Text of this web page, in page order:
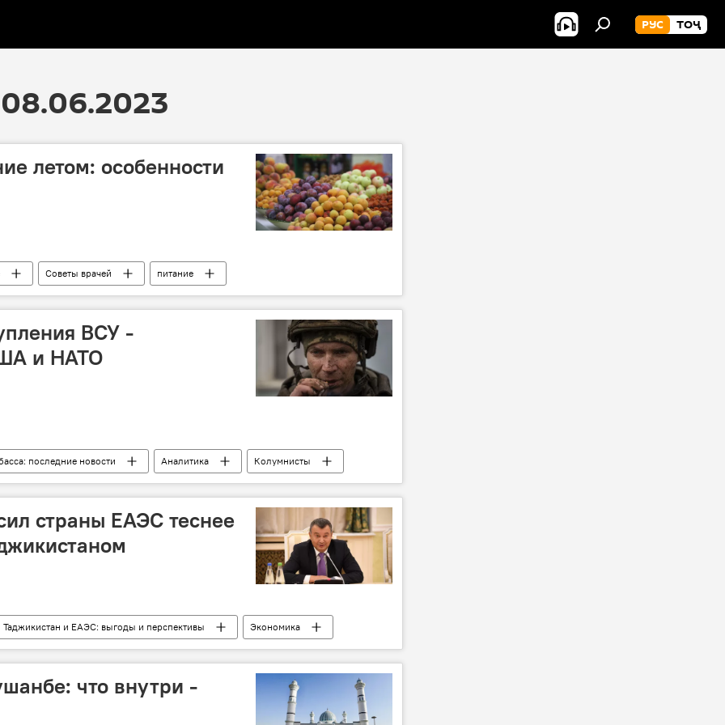
РУС ТОҶ
летом: особенности
Советы врачей питание
ВСУ -
и НАТО
последние новости Аналитика
Колумнисты
и вооружение конфликт США
НАТО
страны ЕАЭС теснее
Таджикистан и ЕАЭС: выгоды и перспективы
Экономика
что внутри -